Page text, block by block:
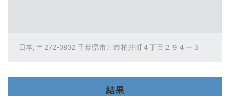
日本, 〒272-0802 千葉県市川市柏井町４丁目２９４ー５
結果